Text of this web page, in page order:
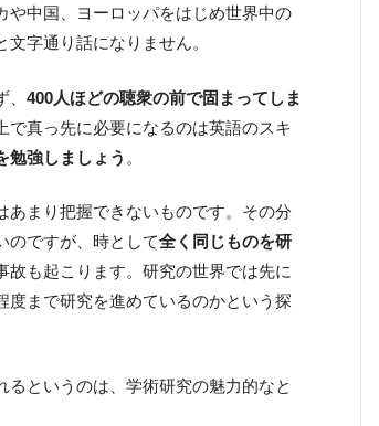
や中国、ヨーロッパをはじめ世界中の
字通り話になりません。
、400人ほどの聴衆の前で固まってしま
で真っ先に必要になるのは英語のスキ
勉強しましょう 。
あまり把握できないものです。その分
のですが、時として全く同じものを研
故も起こります。研究の世界では先に
まで研究を進めているのかという探
るというのは、学術研究の魅力的なと